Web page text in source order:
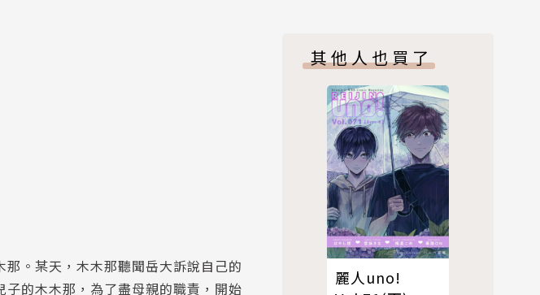
。某天，木木那聽聞岳大訴說自己的
的木木那，為了盡母親的職責，開始
其他人也買了
麗人uno!